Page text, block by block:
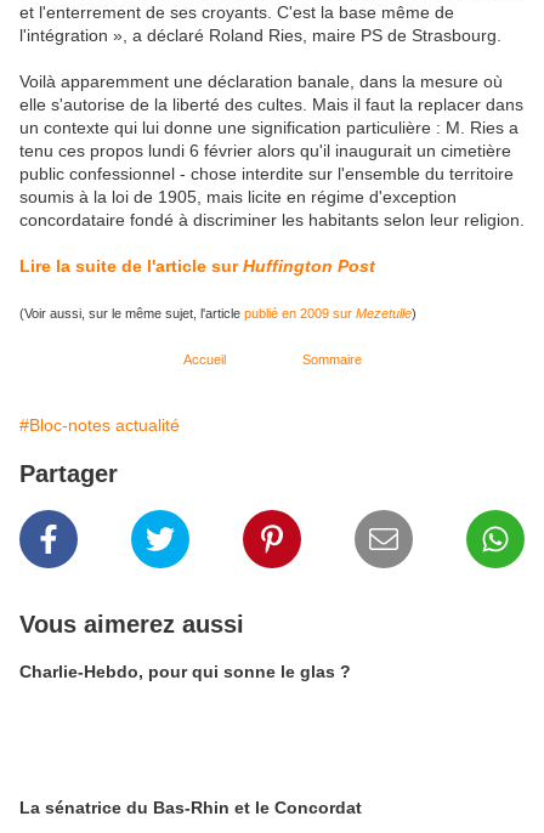
et l'enterrement de ses croyants. C'est la base même de
l'intégration », a déclaré Roland Ries, maire PS de Strasbourg.
Voilà apparemment une déclaration banale, dans la mesure où
elle s'autorise de la liberté des cultes. Mais il faut la replacer dans
un contexte qui lui donne une signification particulière : M. Ries a
tenu ces propos lundi 6 février alors qu'il inaugurait un cimetière
public confessionnel - chose interdite sur l'ensemble du territoire
soumis à la loi de 1905, mais licite en régime d'exception
concordataire fondé à discriminer les habitants selon leur religion.
Lire la suite de l'article surHuffington Post
(Voir aussi, sur le même sujet, l'article publié en 2009 sur Mezetulle)
Accueil Sommaire
#Bloc-notes actualité
Partager
Vous aimerez aussi
Charlie-Hebdo, pour qui sonne le glas ?
La sénatrice du Bas-Rhin et le Concordat